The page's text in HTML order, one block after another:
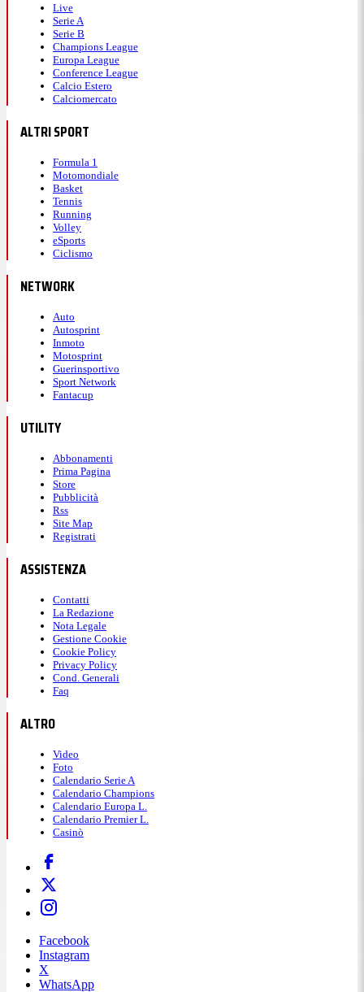
Live
Serie A
Serie B
Champions League
Europa League
Conference League
Calcio Estero
Calciomercato
ALTRI SPORT
Formula 1
Motomondiale
Basket
Tennis
Running
Volley
eSports
Ciclismo
NETWORK
Auto
Autosprint
Inmoto
Motosprint
Guerinsportivo
Sport Network
Fantacup
UTILITY
Abbonamenti
Prima Pagina
Store
Pubblicità
Rss
Site Map
Registrati
ASSISTENZA
Contatti
La Redazione
Nota Legale
Gestione Cookie
Cookie Policy
Privacy Policy
Cond. Generali
Faq
ALTRO
Video
Foto
Calendario Serie A
Calendario Champions
Calendario Europa L.
Calendario Premier L.
Casinò
Facebook
Instagram
X
WhatsApp